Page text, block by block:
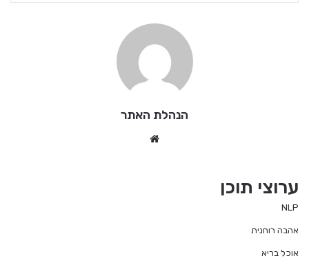
הנהלת האתר
ערוצי תוכן
NLP
אהבה רוחנית
אוכל בריא